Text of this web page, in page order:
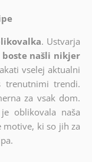
. Ustvarja
našli nikjer
vselej aktualni
trenutnimi trendi.
za vsak dom.
oblikovala naša
motive, ki so jih za